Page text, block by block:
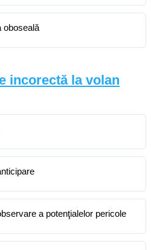
oboseală
incorectă la volan
a potenţialelor pericole